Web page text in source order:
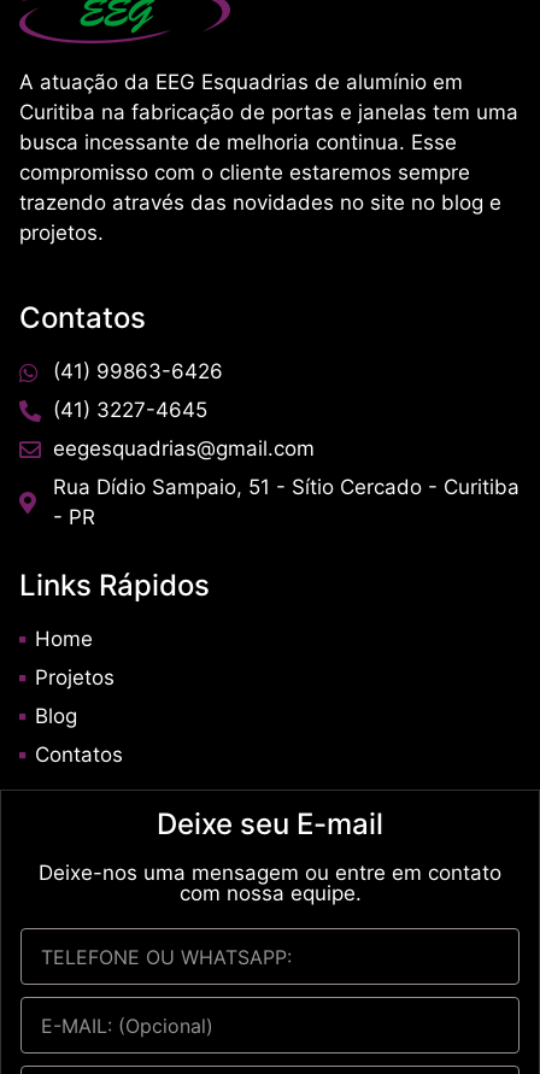
A atuação da EEG Esquadrias de alumínio em
Curitiba na fabricação de portas e janelas tem uma
busca incessante de melhoria continua. Esse
compromisso com o cliente estaremos sempre
trazendo através das novidades no site no blog e
projetos.
Contatos
(41) 99863-6426
(41) 3227-4645
eegesquadrias@gmail.com
Rua Dídio Sampaio, 51 - Sítio Cercado - Curitiba
- PR
Links Rápidos
Home
Projetos
Blog
Contatos
Deixe seu E-mail
Deixe-nos uma mensagem ou entre em contato
com nossa equipe.